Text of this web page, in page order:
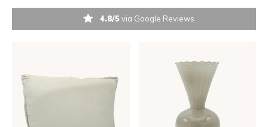
4.8/5via Google Reviews